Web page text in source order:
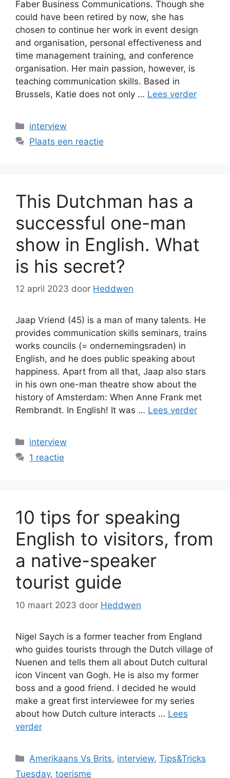
Faber Business Communications. Though she
could have been retired by now, she has
chosen to continue her work in event design
and organisation, personal effectiveness and
time management training, and conference
organisation. Her main passion, however, is
teaching communication skills. Based in
Brussels, Katie does not only … Lees verder
Categorieën
interview
Plaats een reactie
This Dutchman has a
successful one-man
show in English. What
is his secret?
12 april 2023 door Heddwen
Jaap Vriend (45) is a man of many talents. He
provides communication skills seminars, trains
works councils (= ondernemingsraden) in
English, and he does public speaking about
happiness. Apart from all that, Jaap also stars
in his own one-man theatre show about the
history of Amsterdam: When Anne Frank met
Rembrandt. In English! It was … Lees verder
Categorieën
interview
1 reactie
10 tips for speaking
English to visitors, from
a native-speaker
tourist guide
10 maart 2023 door Heddwen
Nigel Saych is a former teacher from England
who guides tourists through the Dutch village of
Nuenen and tells them all about Dutch cultural
icon Vincent van Gogh. He is also my former
boss and a good friend. I decided he would
make a great first interviewee for my series
about how Dutch culture interacts … Lees
verder
Categorieën
Amerikaans Vs Brits, interview,Tips&Tricks
Tuesday, toerisme